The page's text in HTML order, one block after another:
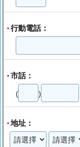
* 行動電話：
* 市話：
( )
*地址：